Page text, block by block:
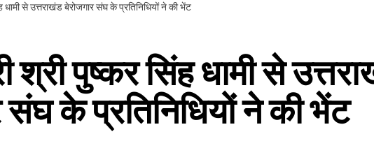
धामी से उत्तराखंड बेरोजगार संघ के प्रतिनिधियों ने की भेंट
श्री पुष्कर सिंह धामी से
संघ के प्रतिनिधियों ने की भेंट